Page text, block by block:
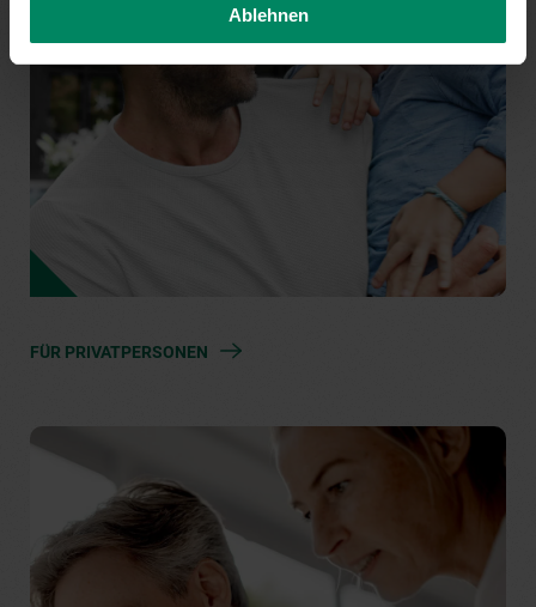
Ablehnen
FÜR PRIVATPERSONEN